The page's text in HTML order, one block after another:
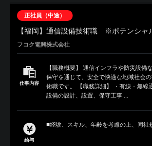
正社員（中途）
【福岡】通信設備技術職 ※ポテンシャ
フコク電興株式会社
仕事内容
【職務概要】 通信インフラや防災設備
保守を通じて、安全で快適な地域社会
術職です。 【職務詳細】 ・有線・無線
設備の設計、設置、保守工事 ...
給与
■経験、スキル、年齢を考慮の上、同社